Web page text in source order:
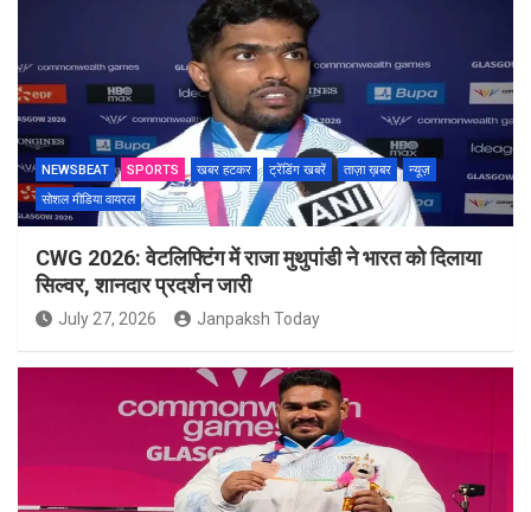
NEWSBEAT SPORTS खबर हटकर ट्रेंडिंग खबरें ताज़ा ख़बर
न्यूज़
सोशल मीडिया वायरल
CWG 2026: वेटलिफ्टिंग में राजा मुथुपांडी ने भारत को दिलाया
सिल्वर, शानदार प्रदर्शन जारी
July 27, 2026 Janpaksh Today